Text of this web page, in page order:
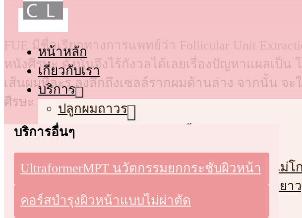
หน้าหลัก
เกี่ยวกับเรา
บริการ
ปลูกผมถาวร
ปลูกผม Non-Shaven FUE (FUE แบบไม่โ
ปลูกผม Long-Hair FUE (FUE แบบผมยา
ปลูกหนวด ปลูกคิ้ว ปลูกเครา
FUE มีชื่อเรียกทางการแพทย์ว่า Follicular Unit
หนังศีรษะ ดังนั้นจึงไร้กังวลได้เลยเรื่องปัญหาแผลเป็น
เส้นผมทีละรู ลงลึกถึงเซลล์รากผมด้านล่าง จากนั้น จ
ศีรษะ
บริการอื่นๆ
UltraformerMPT นวัตกรรมยกกระชับผิวหน้า
คอร์สบำรุงผิวหน้าแบบไม่ผ่าตัด